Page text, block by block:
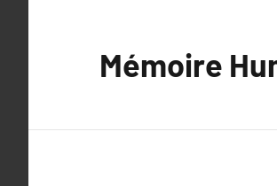
Mémoire